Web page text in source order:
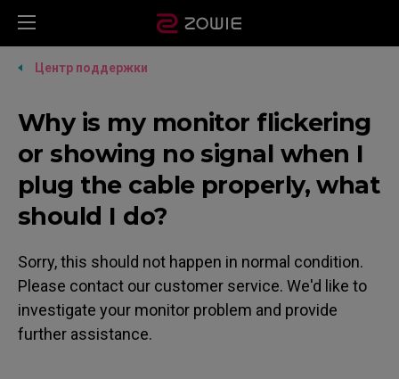
Центр поддержки
Why is my monitor flickering
or showing no signal when I
plug the cable properly, what
should I do?
Sorry, this should not happen in normal condition.
Please contact our customer service. We'd like to
investigate your monitor problem and provide
further assistance.